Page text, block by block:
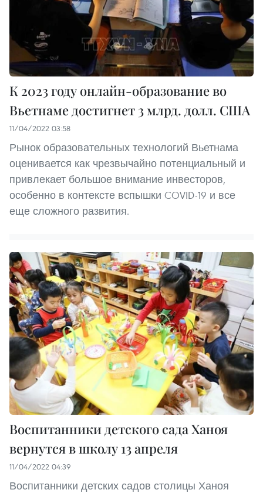
К 2023 году онлайн-образование во
Вьетнаме достигнет 3 млрд. долл. США
11/04/2022 03:58
Рынок образовательных технологий Вьетнама
оценивается как чрезвычайно потенциальный и
привлекает большое внимание инвесторов,
особенно в контексте вспышки COVID-19 и все
еще сложного развития.
Воспитанники детского сада Ханоя
вернутся в школу 13 апреля
11/04/2022 04:39
Воспитанники детских садов столицы Ханоя